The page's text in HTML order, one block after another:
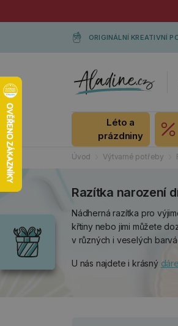
ORIGINÁLNÍ KREATIVNÍ
Léto a
prázdniny
Úvod Výtvarné potřeby
Razítka narození
Nádherná razítka pro
křtiny nebo jimi můžete
v různých i veselých
U nás najdete i krásný
Dárky
Wrendale
Designs
každou
Chci si